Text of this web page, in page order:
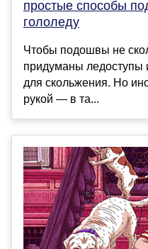
простые способы
гололеду
Чтобы подошвы не
придуманы ледоступы
для скольжения. Но
рукой — в та...